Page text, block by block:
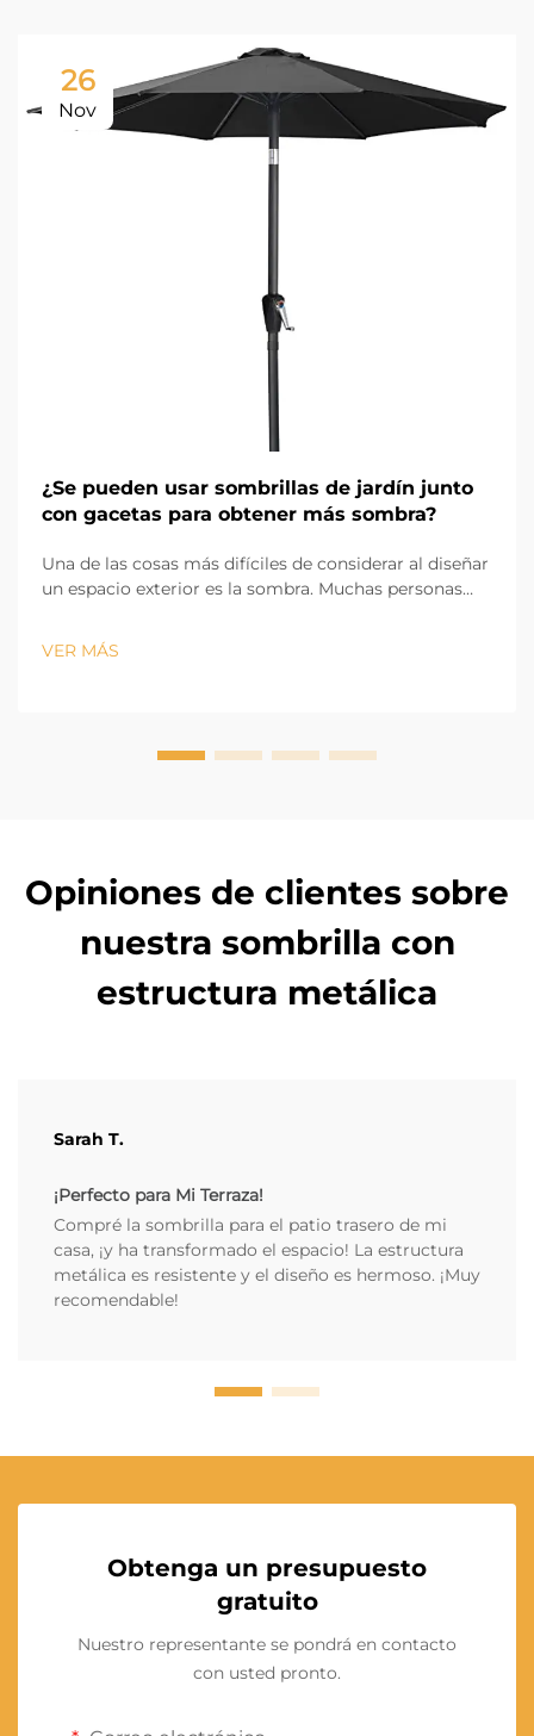
26
Nov
¿Se pueden usar sombrillas de jardín junto
con gacetas para obtener más sombra?
Una de las cosas más difíciles de considerar al diseñar
un espacio exterior es la sombra. Muchas personas
jardín junto con gazebos para proporcionar aún más
sombra. ¡Absolutamente! Dado que las sombrillas
VER MÁS
Opiniones de clientes sobre
nuestra sombrilla con
estructura metálica
Sarah T.
¡Perfecto para Mi Terraza!
Compré la sombrilla para el patio trasero de mi
casa, ¡y ha transformado el espacio! La estructura
metálica es resistente y el diseño es hermoso. ¡Muy
recomendable!
Obtenga un presupuesto
gratuito
Nuestro representante se pondrá en contacto
con usted pronto.